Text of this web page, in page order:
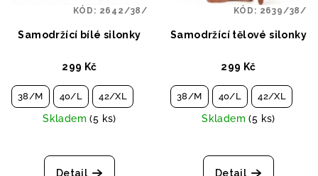
Samodržící bílé silonky
299 Kč
38/M 40/L 42/XL
Skladem(5 ks)
Detail
KÓD: 2642/38/
Samodržící tělové silonky
299 Kč
38/M 40/L 42/XL
Skladem(5 ks)
Detail
KÓD: 2639/38/